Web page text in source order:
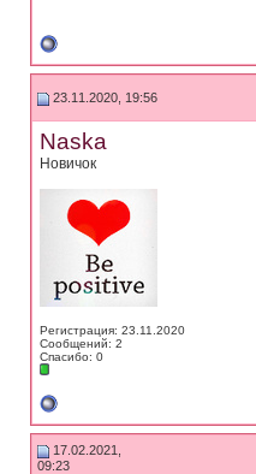
23.11.2020, 19:56
Naska
Новичок
Регистрация: 23.11.2020
Сообщений: 2
Спасибо: 0
17.02.2021,
09:23